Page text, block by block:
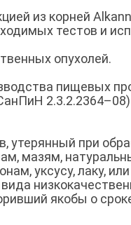
из корней
тестов и
опухолей.
пищевых
2.3.2.2364–08)
утерянный при
мазям,
уксусу, лаку,
якобы о